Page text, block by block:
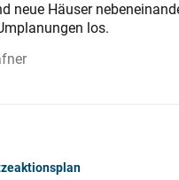
neue Häuser
los.